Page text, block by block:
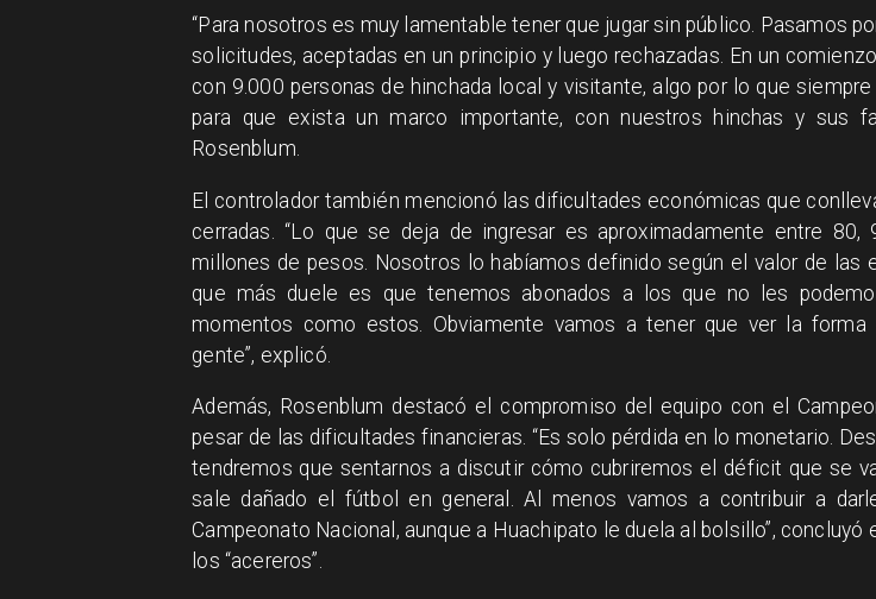
“Para nosotros es muy lamentable tener que jugar sin público. Pasamos
solicitudes, aceptadas en un principio y luego rechazadas. En un
con 9.000 personas de hinchada local y visitante, algo por lo que
para que exista un marco importante, con nuestros hinchas y sus
Rosenblum.
El controlador también mencionó las dificultades económicas que
cerradas. “Lo que se deja de ingresar es aproximadamente entre
millones de pesos. Nosotros lo habíamos definido según el valor de las
que más duele es que tenemos abonados a los que no les
momentos como estos. Obviamente vamos a tener que ver la forma
gente”, explicó.
Además, Rosenblum destacó el compromiso del equipo con el
pesar de las dificultades financieras. “Es solo pérdida en lo monetario.
tendremos que sentarnos a discutir cómo cubriremos el déficit que se
sale dañado el fútbol en general. Al menos vamos a contribuir a
Campeonato Nacional, aunque a Huachipato le duela al bolsillo”, concluyó
los “acereros”.